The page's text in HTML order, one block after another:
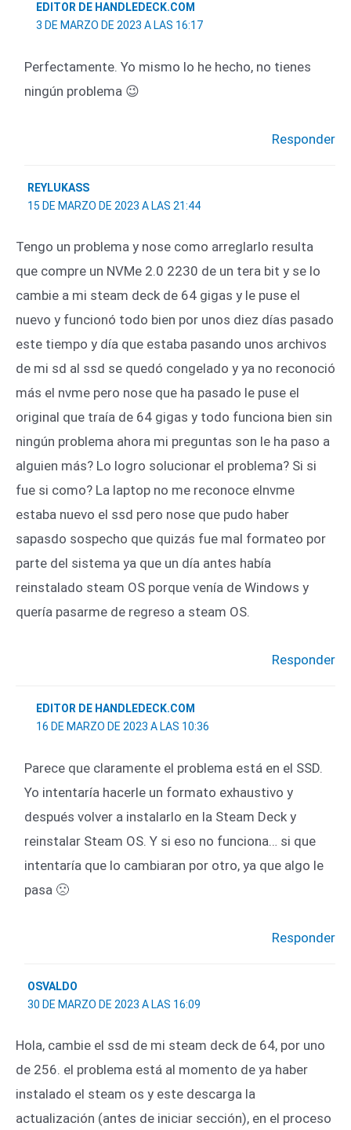
EDITOR DE HANDLEDECK.COM
3 DE MARZO DE 2023 A LAS 16:17
Perfectamente. Yo mismo lo he hecho, no tienes
ningún problema 😉
Responder
REYLUKASS
15 DE MARZO DE 2023 A LAS 21:44
Tengo un problema y nose como arreglarlo resulta
que compre un NVMe 2.0 2230 de un tera bit y se lo
cambie a mi steam deck de 64 gigas y le puse el
nuevo y funcionó todo bien por unos diez días pasado
este tiempo y día que estaba pasando unos archivos
de mi sd al ssd se quedó congelado y ya no reconoció
más el nvme pero nose que ha pasado le puse el
original que traía de 64 gigas y todo funciona bien sin
ningún problema ahora mi preguntas son le ha paso a
alguien más? Lo logro solucionar el problema? Si si
fue si como? La laptop no me reconoce elnvme
estaba nuevo el ssd pero nose que pudo haber
sapasdo sospecho que quizás fue mal formateo por
parte del sistema ya que un día antes había
reinstalado steam OS porque venía de Windows y
quería pasarme de regreso a steam OS.
Responder
EDITOR DE HANDLEDECK.COM
16 DE MARZO DE 2023 A LAS 10:36
Parece que claramente el problema está en el SSD.
Yo intentaría hacerle un formato exhaustivo y
después volver a instalarlo en la Steam Deck y
reinstalar Steam OS. Y si eso no funciona… si que
intentaría que lo cambiaran por otro, ya que algo le
pasa 🙁
Responder
OSVALDO
30 DE MARZO DE 2023 A LAS 16:09
Hola, cambie el ssd de mi steam deck de 64, por uno
de 256. el problema está al momento de ya haber
instalado el steam os y este descarga la
actualización (antes de iniciar sección), en el proceso